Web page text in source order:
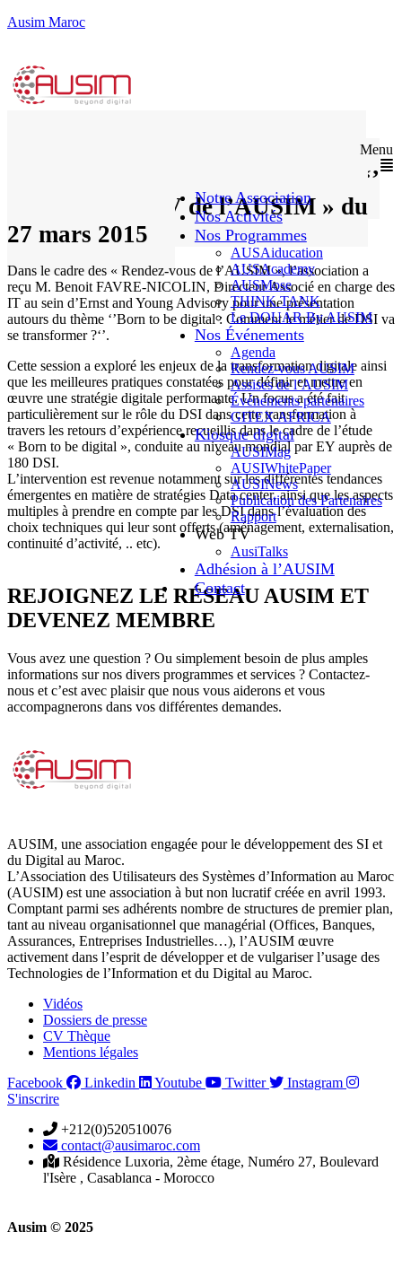
Ausim Maroc
Menu
Notre Association
Nos Activités
Nos Programmes
AUSAiducation
AUSAcademy
AUSMose
THINK TANK
Le DOUAR By AUSIM
Nos Événements
Agenda
Rendez-vous AUSIM
Assises de l’AUSIM
Événements partenaires
GITEX AFRICA
Kiosque digital
AUSIMag
AUSIWhitePaper
AUSINews
Publication des Partenaires
Rapport
Web TV
AusiTalks
Adhésion à l’AUSIM
Contact
Born to be digital : Comment le
métier de DSI va se transformer ?‘’
thème du « RDV de l’AUSIM » du
27 mars 2015
Dans le cadre des « Rendez-vous de l’AUSIM », l’association a
reçu M. Benoit FAVRE-NICOLIN, Directeur Associé en charge des
IT au sein d’Ernst and Young Advisory pour une présentation
autours du thème ‘’Born to be digital : Comment le métier de DSI va
se transformer ?‘’.
Cette session a exploré les enjeux de la transformation digitale ainsi
que les meilleures pratiques constatées pour définir et mettre en
œuvre une stratégie digitale performante. Un focus a été fait
particulièrement sur le rôle du DSI dans cette transformation à
travers les retours d’expérience recueillis dans le cadre de l’étude
« Born to be digital », conduite au niveau mondial par EY auprès de
180 DSI.
L’intervention est revenue notamment sur les différentes tendances
émergentes en matière de stratégies Data center, ainsi que les aspects
multiples à prendre en compte par les DSI dans l’évaluation des
choix techniques qui leur sont offerts (aménagement, externalisation,
continuité d’activité, .. etc).
REJOIGNEZ LE RÉSEAU AUSIM ET
DEVENEZ MEMBRE
Vous avez une question ? Ou simplement besoin de plus amples
informations sur nos divers programmes et services ? Contactez-
nous et c’est avec plaisir que nous vous aiderons et vous
accompagnerons dans vos différentes demandes.
AUSIM, une association engagée pour le développement des SI et
du Digital au Maroc.
L’Association des Utilisateurs des Systèmes d’Information au Maroc
(AUSIM) est une association à but non lucratif créée en avril 1993.
Comptant parmi ses adhérents nombre de structures de premier plan,
tant au niveau organisationnel que managérial (Offices, Banques,
Assurances, Entreprises Industrielles…), l’AUSIM œuvre
activement dans l’esprit de développer et de vulgariser l’usage des
Technologies de l’Information et du Digital au Maroc.
Vidéos
Dossiers de presse
CV Thèque
Mentions légales
Facebook
Linkedin Youtube Twitter
Instagram
S'inscrire
+212(0)520510076
contact@ausimaroc.com
Résidence Luxoria, 2ème étage, Numéro 27, Boulevard
l'Isère , Casablanca - Morocco
Ausim © 2025